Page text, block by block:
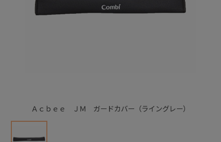
Ａｃｂｅｅ ＪＭ ガードカバー（ライングレー）